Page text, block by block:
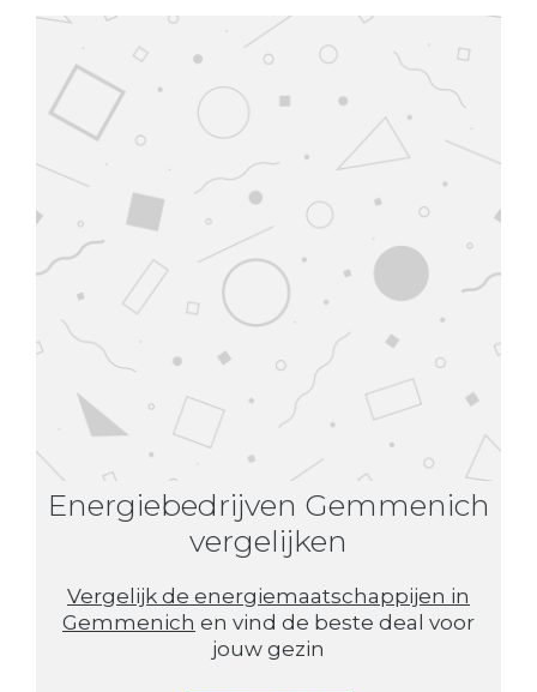
Energiebedrijven Gemmenich
vergelijken
Vergelijk de energiemaatschappijen in
Gemmenich en vind de beste deal voor
jouw gezin